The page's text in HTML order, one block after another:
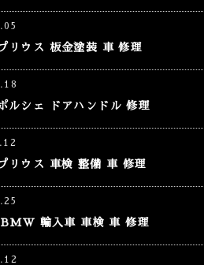
リウス 板金塗装 車 修理
ルシェ ドアハンドル 修理
リウス 車検 整備 車 修理
輸入車 車検 車 修理